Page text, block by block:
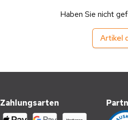
Haben Sie nicht
Artikel
Zahlungsarten